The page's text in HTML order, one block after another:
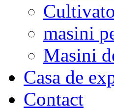
masini
Masini
Casa de
Contact